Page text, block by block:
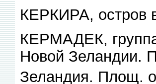
КЕРКИРА, остров
КЕРМАДЕК, группа
Новой Зеландии.
Зеландия. Площ.